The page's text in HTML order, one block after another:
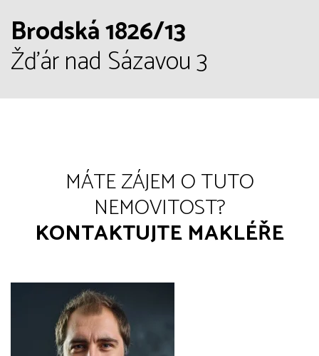
Brodská 1826/13
Žďár nad Sázavou 3
MÁTE ZÁJEM O TUTO
NEMOVITOST?
KONTAKTUJTE MAKLÉŘE